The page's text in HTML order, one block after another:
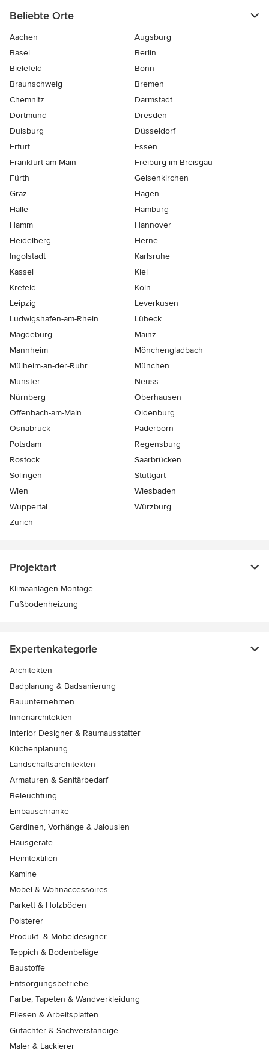
Beliebte Orte
Aachen
Augsburg
Basel
Berlin
Bielefeld
Bonn
Braunschweig
Bremen
Chemnitz
Darmstadt
Dortmund
Dresden
Duisburg
Düsseldorf
Erfurt
Essen
Frankfurt am Main
Freiburg-im-Breisgau
Fürth
Gelsenkirchen
Graz
Hagen
Halle
Hamburg
Hamm
Hannover
Heidelberg
Herne
Ingolstadt
Karlsruhe
Kassel
Kiel
Krefeld
Köln
Leipzig
Leverkusen
Ludwigshafen-am-Rhein
Lübeck
Magdeburg
Mainz
Mannheim
Mönchen­gladbach
Mülheim-an-der-Ruhr
München
Münster
Neuss
Nürnberg
Oberhausen
Offenbach-am-Main
Oldenburg
Osnabrück
Paderborn
Potsdam
Regensburg
Rostock
Saarbrücken
Solingen
Stuttgart
Wien
Wiesbaden
Wuppertal
Würzburg
Zürich
Projektart
Klimaanlagen-Montage
Fußbodenheizung
Expertenkategorie
Architekten
Badplanung & Badsanierung
Bauunternehmen
Innenarchitekten
Interior Designer & Raumausstatter
Küchenplanung
Landschaftsarchitekten
Armaturen & Sanitärbedarf
Beleuchtung
Einbauschränke
Gardinen, Vorhänge & Jalousien
Hausgeräte
Heimtextilien
Kamine
Möbel & Wohnaccessoires
Parkett & Holzböden
Polsterer
Produkt- & Möbeldesigner
Teppich & Bodenbeläge
Baustoffe
Entsorgungsbetriebe
Farbe, Tapeten & Wandverkleidung
Fliesen & Arbeitsplatten
Gutachter & Sachverständige
Maler & Lackierer